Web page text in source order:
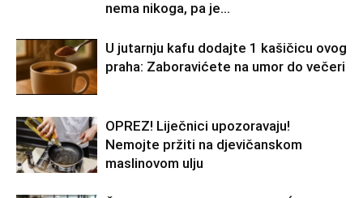
nema nikoga, pa je...
U jutarnju kafu dodajte 1 kašičicu ovog
praha: Zaboravićete na umor do večeri
OPREZ! Liječnici upozoravaju!
Nemojte pržiti na djevičanskom
maslinovom ulju